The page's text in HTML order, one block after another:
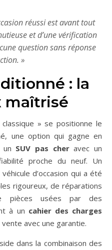
réussi est avant tout
et d’une vérification
question sans réponse
»
: la
maîtrisé
» se positionne le
une option qui gagne en
SUV pas cheravec un
proche du neuf. Un
d’occasion qui a été
rigoureux, de réparations
pièces usées par des
à un cahier des charges
avec une garantie.
dans la combinaison des